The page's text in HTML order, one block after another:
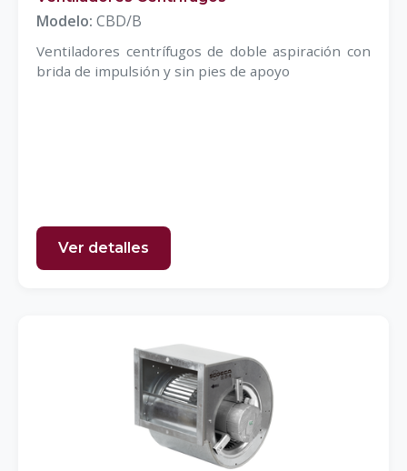
Modelo: CBD/B
Ventiladores centrífugos de doble aspiración con
brida de impulsión y sin pies de apoyo
Ver detalles